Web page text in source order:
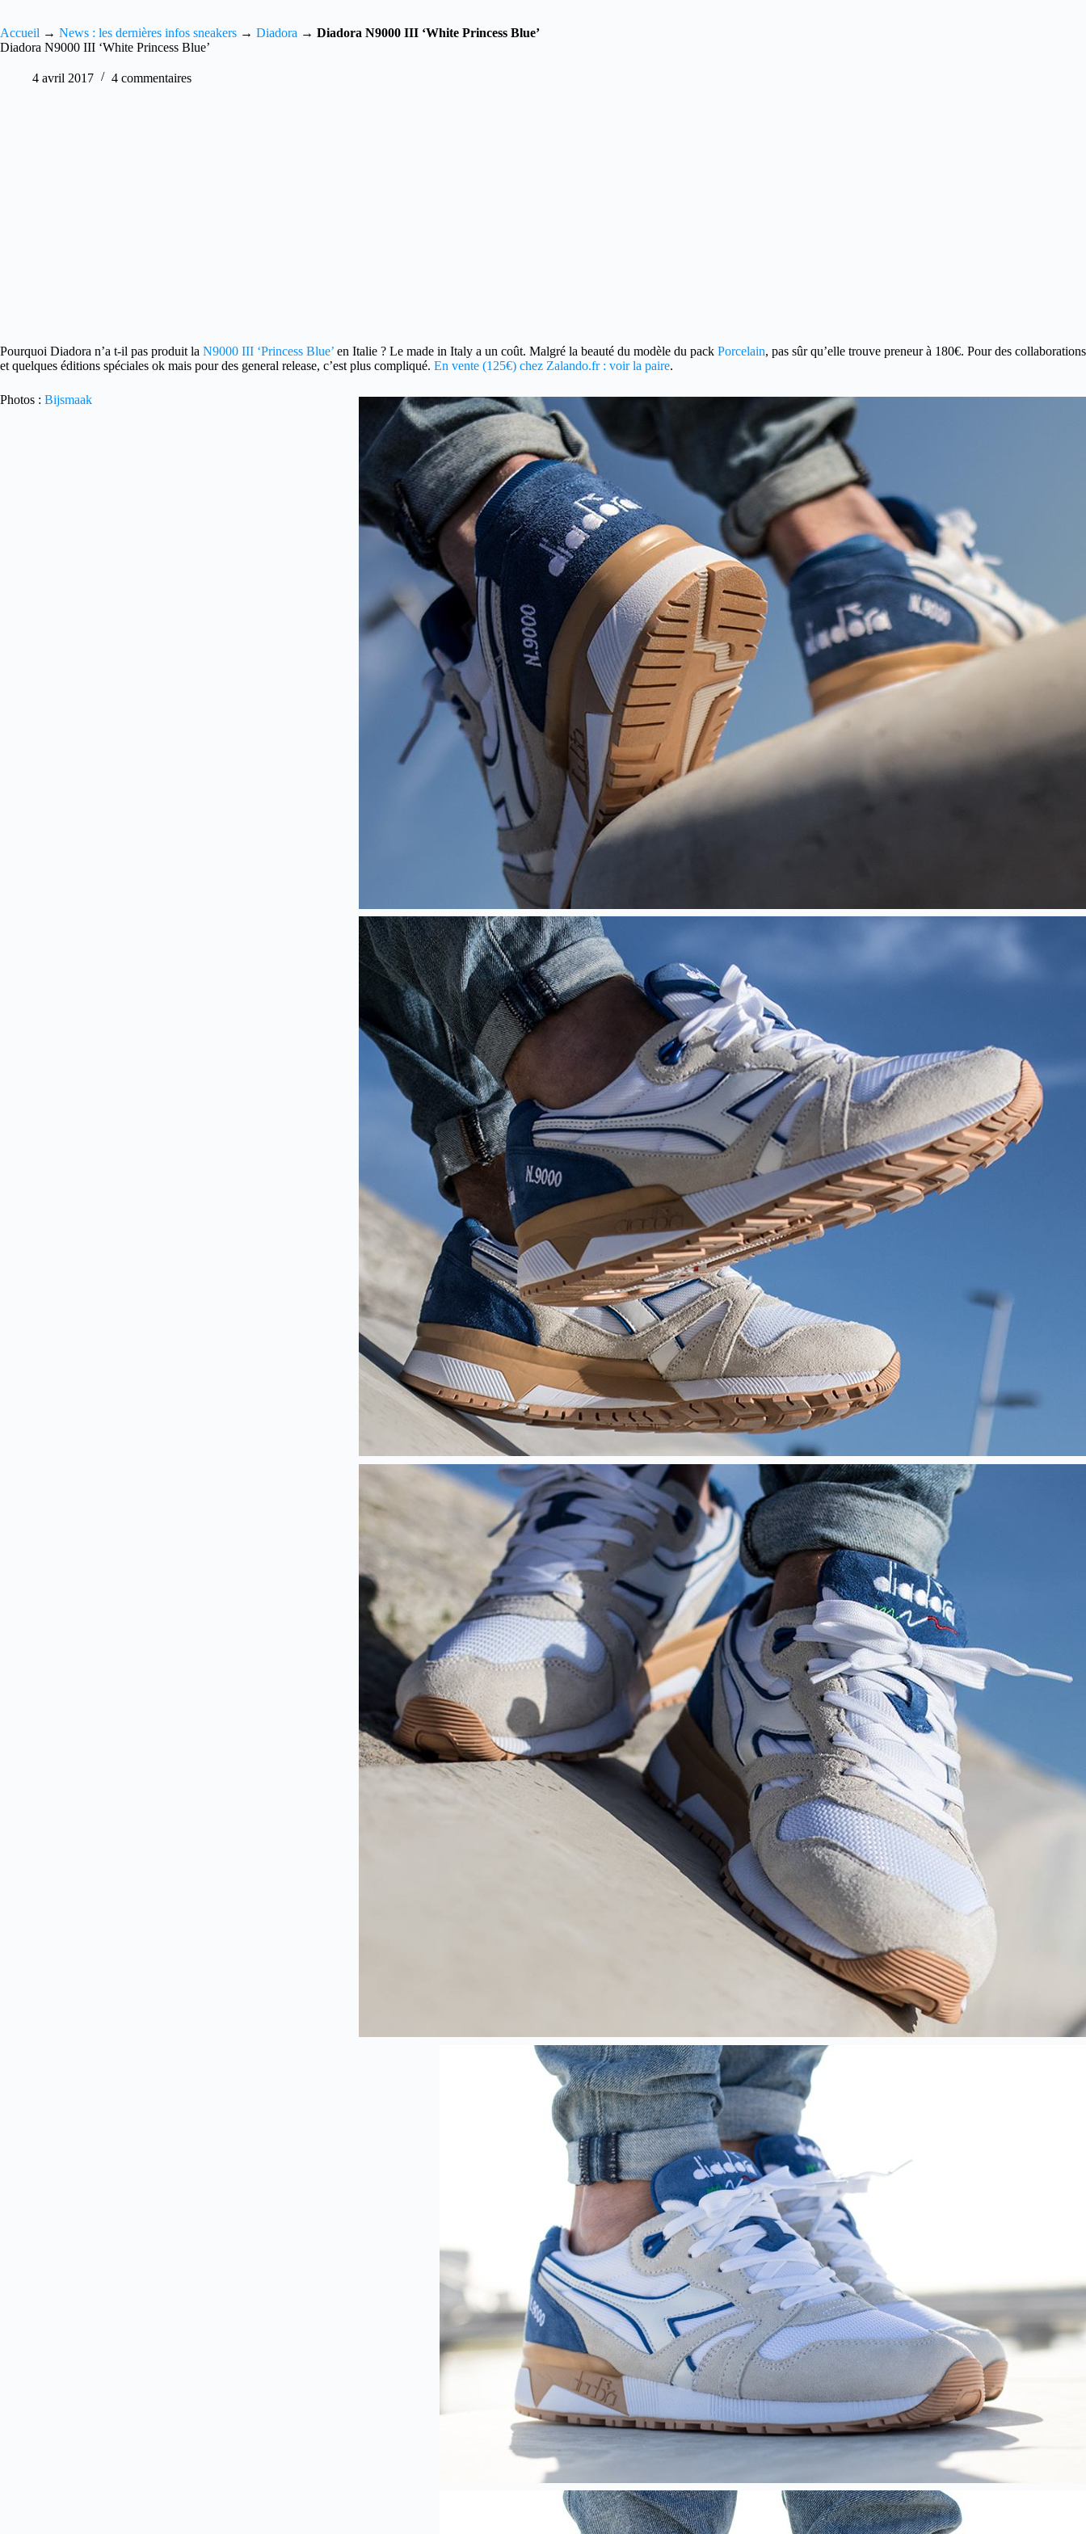
Accueil → News : les dernières infos sneakers → Diadora → Diadora N9000 III ‘White Princess Blue’
Diadora N9000 III ‘White Princess Blue’
4 avril 2017 4 commentaires
Pourquoi Diadora n’a t-il pas produit la N9000 III ‘Princess Blue’ en Italie ? Le made in Italy a un coût. Malgré la beauté du modèle du pack Porcelain, pas sûr qu’elle trouve preneur à 180€. Pour des collaborations
et quelques éditions spéciales ok mais pour des general release, c’est plus compliqué. En vente (125€) chez Zalando.fr : voir la paire.
Photos : Bijsmaak